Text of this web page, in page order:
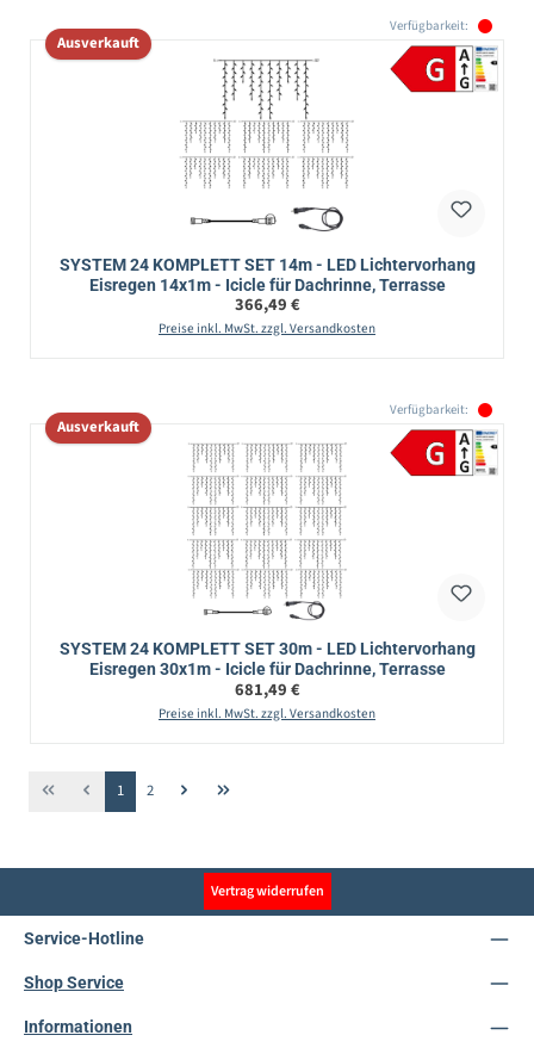
Verfügbarkeit:
Ausverkauft
SYSTEM 24 KOMPLETT SET 14m - LED Lichtervorhang
Eisregen 14x1m - Icicle für Dachrinne, Terrasse
Regulärer Preis:
366,49 €
Preise inkl. MwSt. zzgl. Versandkosten
Verfügbarkeit:
Ausverkauft
SYSTEM 24 KOMPLETT SET 30m - LED Lichtervorhang
Eisregen 30x1m - Icicle für Dachrinne, Terrasse
Regulärer Preis:
681,49 €
Preise inkl. MwSt. zzgl. Versandkosten
Seite
1 Seite
2
Vertrag widerrufen
Service-Hotline
Shop Service
Informationen